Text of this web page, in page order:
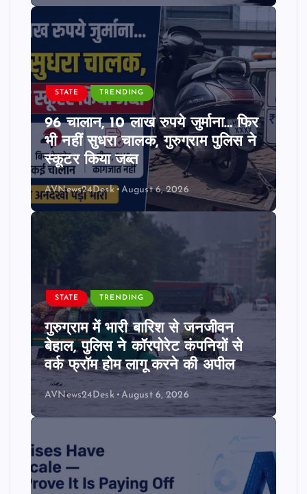
STATE TRENDING
96 चालान, 10 लाख रुपये जुर्माना… फिर
भी नहीं सुधरा चालक, गुरुग्राम पुलिस ने
स्कूटर किया जब्त
AVNews24Desk August 6, 2026
STATE TRENDING
गुरुग्राम में भारी बारिश से जनजीवन
बेहाल, पुलिस ने कॉरपोरेट कंपनियों से
वर्क फ्रॉम होम लागू करने की अपील
AVNews24Desk August 6, 2026